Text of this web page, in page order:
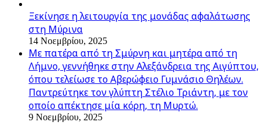
Ξεκίνησε η λειτουργία της μονάδας αφαλάτωσης
στη Μύρινα
14 Νοεμβρίου, 2025
Με πατέρα από τη Σμύρνη και μητέρα από τη
Λήμνο, γεννήθηκε στην Αλεξάνδρεια της Αιγύπτου,
όπου τελείωσε το Αβερώφειο Γυμνάσιο Θηλέων.
Παντρεύτηκε τον γλύπτη Στέλιο Τριάντη, με τον
οποίο απέκτησε μία κόρη, τη Μυρτώ.
9 Νοεμβρίου, 2025